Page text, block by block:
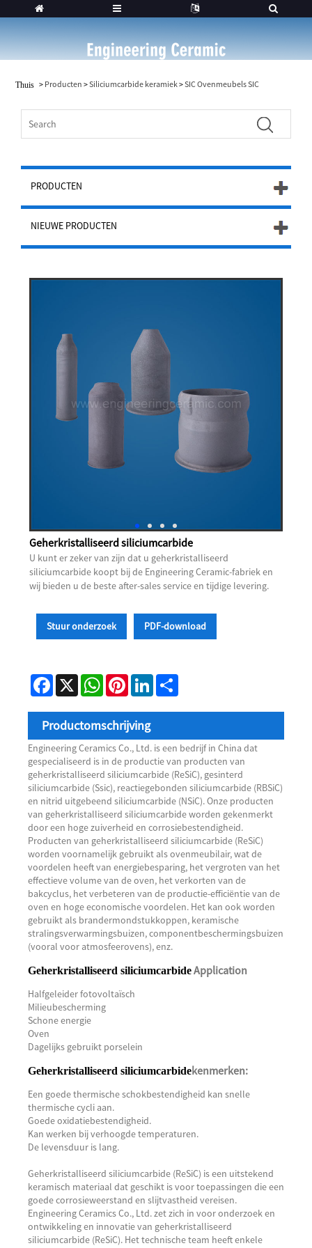
Thuis > Producten >Siliciumcarbide keramiek>SIC Ovenmeubels SIC
PRODUCTEN
NIEUWE PRODUCTEN
Geherkristalliseerd siliciumcarbide
U kunt er zeker van zijn dat u geherkristalliseerd
siliciumcarbide koopt bij de Engineering Ceramic-fabriek en
wij bieden u de beste after-sales service en tijdige levering.
Stuur onderzoek PDF-download
Facebook
X WhatsAppPinterestLinkedIn
Productomschrijving
Engineering Ceramics Co., Ltd. is een bedrijf in China dat
gespecialiseerd is in de productie van producten van
geherkristalliseerd siliciumcarbide (ReSiC), gesinterd
siliciumcarbide (Ssic), reactiegebonden siliciumcarbide (RBSiC)
en nitrid uitgebeend siliciumcarbide (NSiC). Onze producten
van geherkristalliseerd siliciumcarbide worden gekenmerkt
door een hoge zuiverheid en corrosiebestendigheid.
Producten van geherkristalliseerd siliciumcarbide (ReSiC)
worden voornamelijk gebruikt als ovenmeubilair, wat de
voordelen heeft van energiebesparing, het vergroten van het
effectieve volume van de oven, het verkorten van de
bakcyclus, het verbeteren van de productie-efficiëntie van de
oven en hoge economische voordelen. Het kan ook worden
gebruikt als brandermondstukkoppen, keramische
stralingsverwarmingsbuizen, componentbeschermingsbuizen
(vooral voor atmosfeerovens), enz.
Geherkristalliseerd siliciumcarbideApplication
Halfgeleider fotovoltaïsch
Milieubescherming
Schone energie
Oven
Dagelijks gebruikt porselein
Geherkristalliseerd siliciumcarbidekenmerken:
Een goede thermische schokbestendigheid kan snelle
thermische cycli aan.
Goede oxidatiebestendigheid.
Kan werken bij verhoogde temperaturen.
De levensduur is lang.
Geherkristalliseerd siliciumcarbide (ReSiC) is een uitstekend
keramisch materiaal dat geschikt is voor toepassingen die een
goede corrosieweerstand en slijtvastheid vereisen.
Engineering Ceramics Co., Ltd. zet zich in voor onderzoek en
ontwikkeling en innovatie van geherkristalliseerd
siliciumcarbide (ReSiC). Het technische team heeft enkele